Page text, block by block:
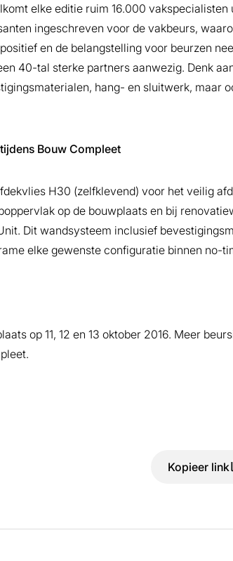
elke editie ruim 16.000 vakspecialisten
ingeschreven voor de vakbeurs,
en de belangstelling voor beurzen
40-tal sterke partners aanwezig. Denk
hang- en sluitwerk, maar
Bouw Compleet
H30 (zelfklevend) voor het veilig
op de bouwplaats en bij
Dit wandsysteem inclusief
elke gewenste configuratie binnen no-
op 11, 12 en 13 oktober 2016. Meer
Kopieer link